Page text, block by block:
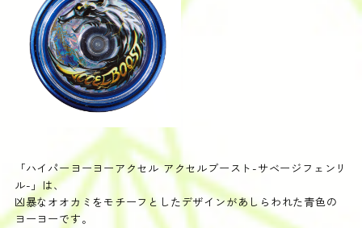
「ハイパーヨーヨーアクセル アクセルブースト-サベージフェンリ
ル-」は、
凶暴なオオカミをモチーフ​ としたデザインがあしらわれた青色の
ヨーヨーです。​